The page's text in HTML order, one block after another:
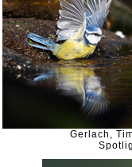
Gerlach,